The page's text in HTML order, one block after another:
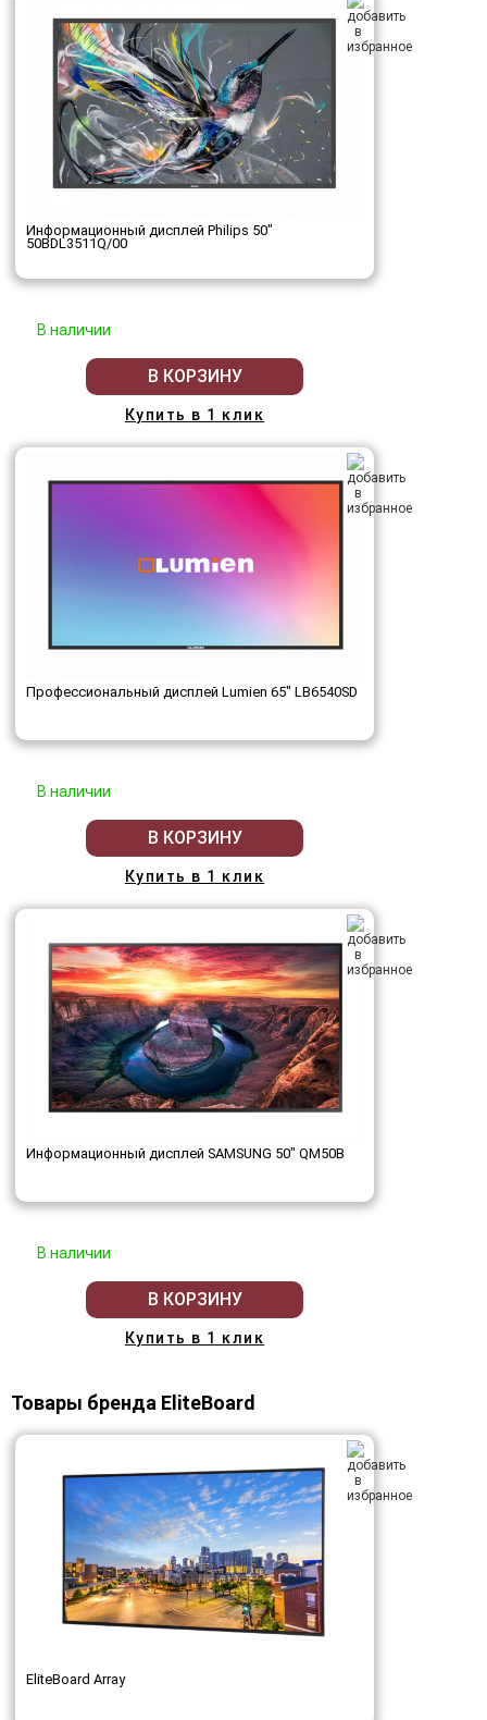
Информационный дисплей Philips 50"
50BDL3511Q/00
В наличии
В КОРЗИНУ
Купить в 1 клик
Профессиональный дисплей Lumien 65" LB6540SD
В наличии
В КОРЗИНУ
Купить в 1 клик
Информационный дисплей SAMSUNG 50" QM50B
В наличии
В КОРЗИНУ
Купить в 1 клик
Товары бренда EliteBoard
EliteBoard Array